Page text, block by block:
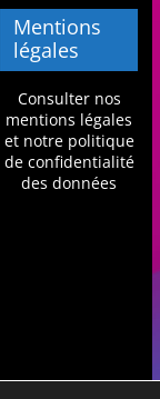
Mentions
légales
Consulter nos
mentions légales
et notre politique
de confidentialité
des données